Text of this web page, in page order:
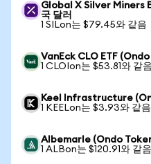
Global X Silver Miners
국 달러
1 SILon는 $79.45와 같음
VanEck CLO ETF
1 CLOIon는 $53.81와 같음
Keel Infrastructure
1 KEELon는 $3.93와 같음
Albemarle (Ondo
1 ALBon는 $120.91와 같음